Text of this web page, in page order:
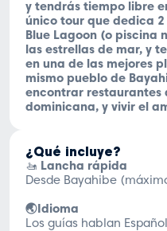
y tendrás tiempo libre
único tour que dedica
Blue Lagoon (o piscina
las estrellas de mar, y
en una de las mejores
mismo pueblo de
encontrar
dominicana, y vivir el
¿Qué incluye?
🚤 Lancha rápida
Desde Bayahibe
🌏Idioma
Los guías hablan